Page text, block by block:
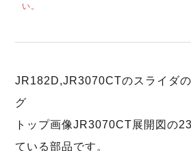
い。
JR182D,JR3070CTのスライダ
グ
トップ画像JR3070CT展開図の
ている部品です。